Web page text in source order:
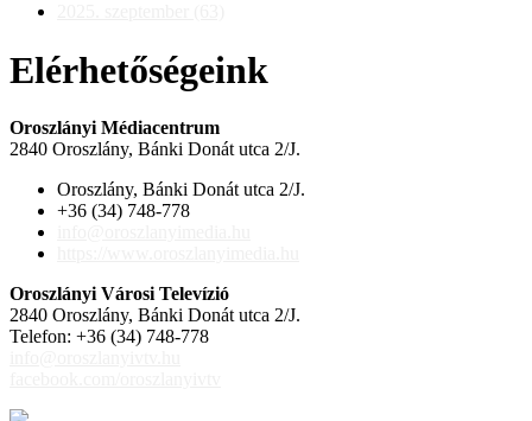
Elérhetőségeink
Oroszlányi Médiacentrum
2840 Oroszlány, Bánki Donát utca 2/J.
Oroszlány, Bánki Donát utca 2/J.
+36 (34) 748-778
Oroszlányi Városi Televízió
2840 Oroszlány, Bánki Donát utca 2/J.
Telefon: +36 (34) 748-778